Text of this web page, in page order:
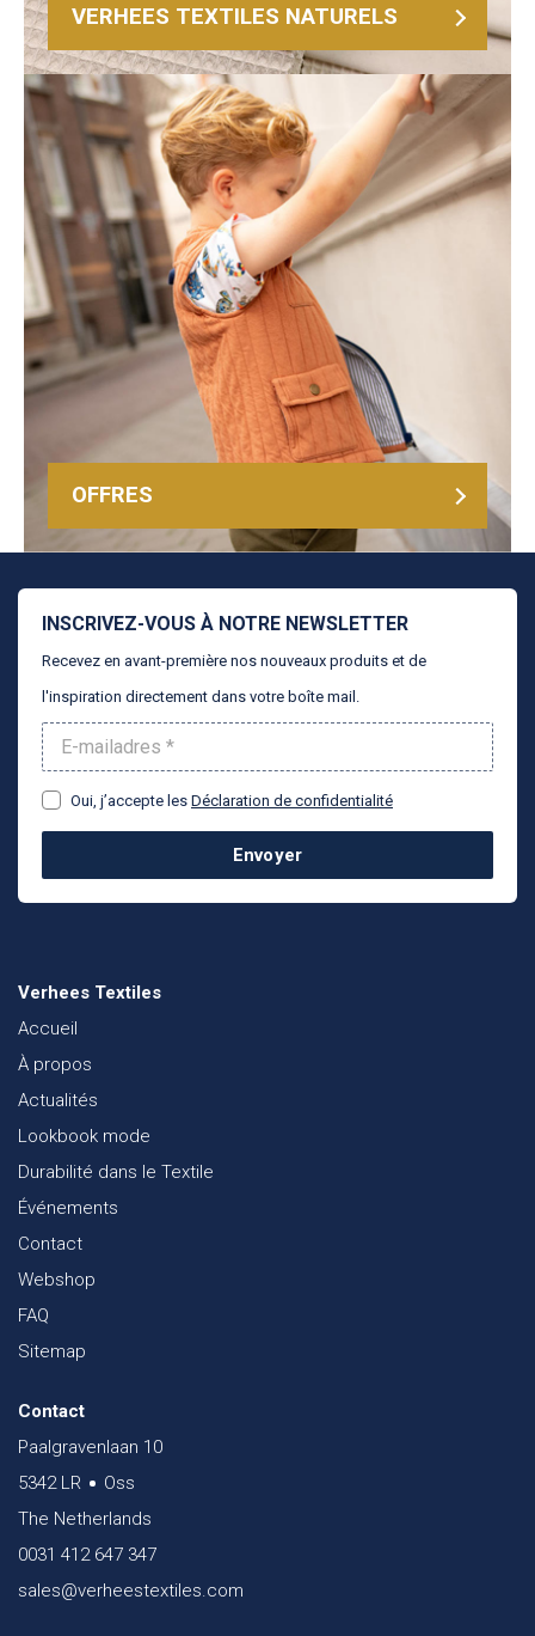
VERHEES TEXTILES NATURELS
OFFRES
INSCRIVEZ-VOUS À NOTRE NEWSLETTER
Recevez en avant-première nos nouveaux produits et de
l'inspiration directement dans votre boîte mail.
Oui, j’accepte les Déclaration de confidentialité
Envoyer
Verhees Textiles
Accueil
À propos
Actualités
Lookbook mode
Durabilité dans le Textile
Événements
Contact
Webshop
FAQ
Sitemap
Contact
Paalgravenlaan 10
5342 LR
Oss
The Netherlands
0031 412 647 347
sales@verheestextiles.com